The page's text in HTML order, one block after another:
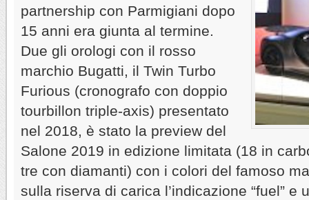
partnership con Parmigiani dopo
15 anni era giunta al termine.
Due gli orologi con il rosso
marchio Bugatti, il Twin Turbo
Furious (cronografo con doppio
tourbillon triple-axis) presentato
nel 2018, è stato la preview del
Salone 2019 in edizione limitata (18 in
tre con diamanti) con i colori del famoso
sulla riserva di carica l’indicazione “fuel” e